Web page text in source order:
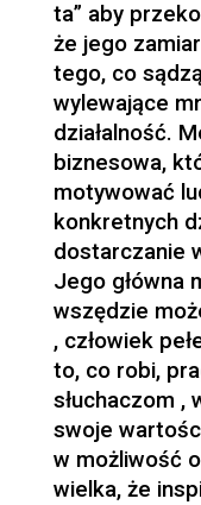
ta” aby
że jego
tego, co
wylewające
działalność.
biznesowa,
motywować
konkretnych
dostarczanie
Jego główna
wszędzie
, człowiek
to, co robi,
słuchaczom ,
swoje
w możliwość
wielka, że